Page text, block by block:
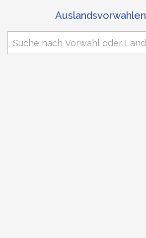
Auslandsvorwahlen